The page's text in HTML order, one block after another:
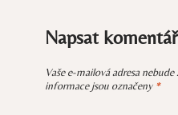
Napsat komentář
Vaše e-mailová adresa nebude
informace jsou označeny *